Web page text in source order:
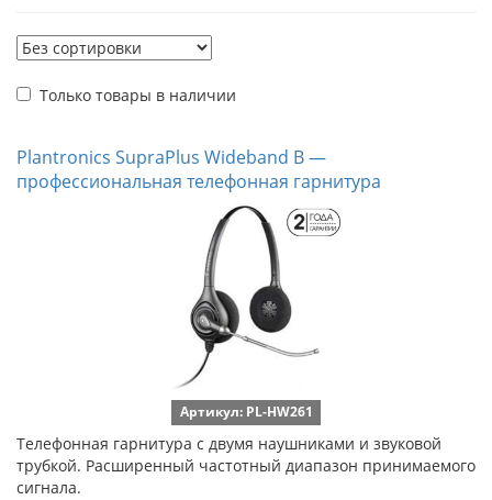
Только товары в наличии
Plantronics SupraPlus Wideband B —
профессиональная телефонная гарнитура
Артикул: PL-HW261
Телефонная гарнитура с двумя наушниками и звуковой
трубкой. Расширенный частотный диапазон принимаемого
сигнала.